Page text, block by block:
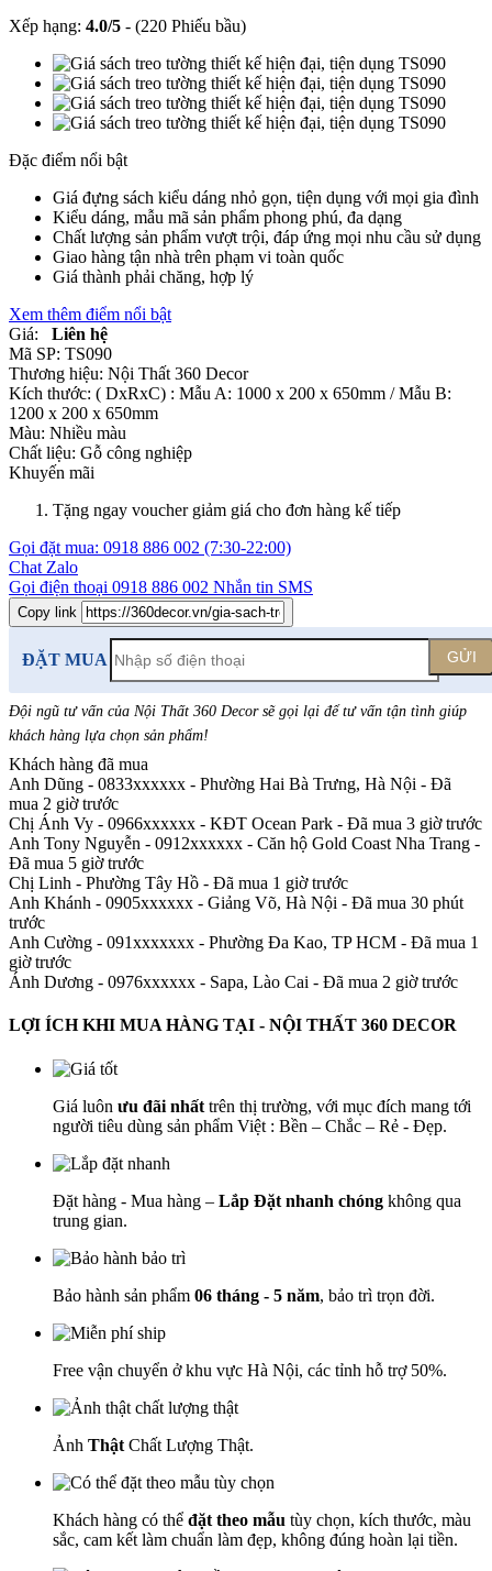
Xếp hạng: 4.0/5 - (220 Phiếu bầu)
Đặc điểm nổi bật
Giá đựng sách kiểu dáng nhỏ gọn, tiện dụng với mọi gia đình
Kiểu dáng, mẫu mã sản phẩm phong phú, đa dạng
Chất lượng sản phẩm vượt trội, đáp ứng mọi nhu cầu sử dụng
Giao hàng tận nhà trên phạm vi toàn quốc
Giá thành phải chăng, hợp lý
Xem thêm điểm nổi bật
Giá:
Liên hệ
Mã SP: TS090
Thương hiệu: Nội Thất 360 Decor
Kích thước: ( DxRxC) : Mẫu A: 1000 x 200 x 650mm / Mẫu B:
1200 x 200 x 650mm
Màu: Nhiều màu
Chất liệu: Gỗ công nghiệp
Khuyến mãi
Tặng ngay voucher giảm giá cho đơn hàng kế tiếp
Gọi đặt mua: 0918 886 002 (7:30-22:00)
Chat Zalo
Gọi điện thoại 0918 886 002 Nhắn tin SMS
Copy link
ĐẶT MUA GỬI
Đội ngũ tư vấn của Nội Thất 360 Decor sẽ gọi lại để tư vấn tận tình giúp
khách hàng lựa chọn sản phẩm!
Khách hàng đã mua
Anh Dũng - 0833xxxxxx - Phường Hai Bà Trưng, Hà Nội - Đã
mua 2 giờ trước
Chị Ánh Vy - 0966xxxxxx - KĐT Ocean Park - Đã mua 3 giờ trước
Anh Tony Nguyễn - 0912xxxxxx - Căn hộ Gold Coast Nha Trang -
Đã mua 5 giờ trước
Chị Linh - Phường Tây Hồ - Đã mua 1 giờ trước
Anh Khánh - 0905xxxxxx - Giảng Võ, Hà Nội - Đã mua 30 phút
trước
Anh Cường - 091xxxxxxx - Phường Đa Kao, TP HCM - Đã mua 1
giờ trước
Ánh Dương - 0976xxxxxx - Sapa, Lào Cai - Đã mua 2 giờ trước
LỢI ÍCH KHI MUA HÀNG TẠI - NỘI THẤT 360 DECOR
Giá luôn ưu đãi nhất trên thị trường, với mục đích mang tới
người tiêu dùng sản phẩm Việt : Bền – Chắc – Rẻ - Đẹp.
Đặt hàng - Mua hàng – Lắp Đặt nhanh chóng không qua
trung gian.
Bảo hành sản phẩm 06 tháng - 5 năm, bảo trì trọn đời.
Free vận chuyển ở khu vực Hà Nội, các tỉnh hỗ trợ 50%.
Ảnh Thật Chất Lượng Thật.
Khách hàng có thể đặt theo mẫu tùy chọn, kích thước, màu
sắc, cam kết làm chuẩn làm đẹp, không đúng hoàn lại tiền.